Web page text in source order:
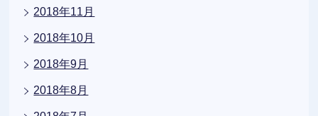
2018年11月
2018年10月
2018年9月
2018年8月